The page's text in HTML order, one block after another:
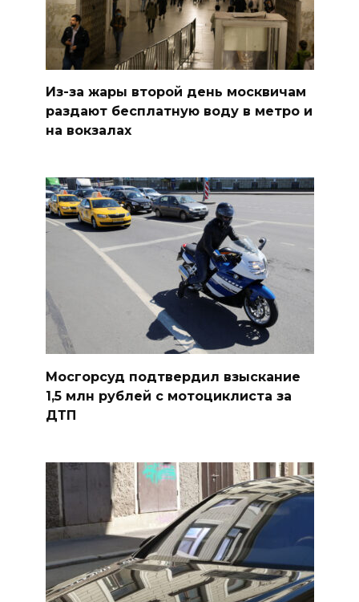
Из-за жары второй день москвичам
раздают бесплатную воду в метро и
на вокзалах
Мосгорсуд подтвердил взыскание
1,5 млн рублей с мотоциклиста за
ДТП